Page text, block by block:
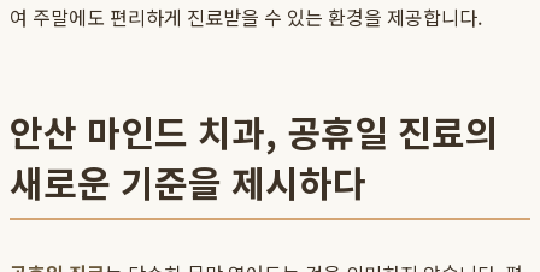
여 주말에도 편리하게 진료받을 수 있는 환경을 제공합니다.
안산 마인드 치과, 공휴일 진료의
새로운 기준을 제시하다